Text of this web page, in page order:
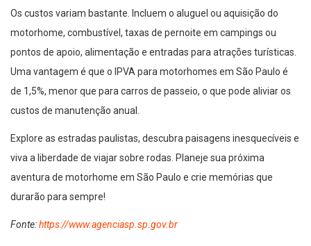
Os custos variam bastante. Incluem o aluguel ou aquisição do
motorhome, combustível, taxas de pernoite em campings ou
pontos de apoio, alimentação e entradas para atrações turísticas.
Uma vantagem é que o IPVA para motorhomes em São Paulo é
de 1,5%, menor que para carros de passeio, o que pode aliviar os
custos de manutenção anual.
Explore as estradas paulistas, descubra paisagens inesquecíveis e
viva a liberdade de viajar sobre rodas. Planeje sua próxima
aventura de motorhome em São Paulo e crie memórias que
durarão para sempre!
Fonte:https://www.agenciasp.sp.gov.br